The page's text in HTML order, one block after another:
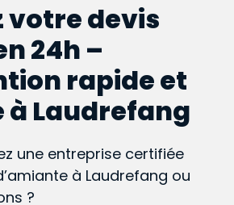
votre devis
24h –
rapide et
Laudrefang
une entreprise certifiée
à Laudrefang ou
?